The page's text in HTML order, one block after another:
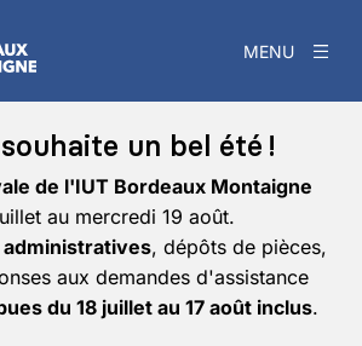
MENU
un bel été !
de l'IUT Bordeaux Montaigne
au mercredi 19 août.
, dépôts de pièces,
aux demandes d'assistance
du 18 juillet au 17 août inclus.